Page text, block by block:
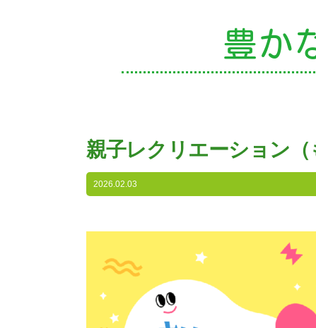
豊か
親子レクリエーション（
2026.02.03